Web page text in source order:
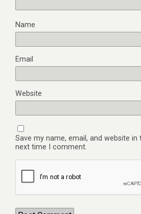
Name
Email
Website
Save my name, email, and website
next time I comment.